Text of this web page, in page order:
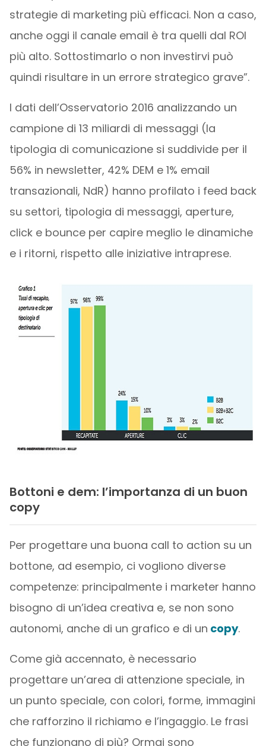
strategie di marketing più efficaci. Non a caso,
anche oggi il canale email è tra quelli dal ROI
più alto. Sottostimarlo o non investirvi può
quindi risultare in un errore strategico grave”.
I dati dell’Osservatorio 2016 analizzando un
campione di 13 miliardi di messaggi (la
tipologia di comunicazione si suddivide per il
56% in newsletter, 42% DEM e 1% email
transazionali, NdR) hanno profilato i feed back
su settori, tipologia di messaggi, aperture,
click e bounce per capire meglio le dinamiche
e i ritorni, rispetto alle iniziative intraprese.
Bottoni e dem: l’importanza di un buon
copy
Per progettare una buona call to action su un
bottone, ad esempio, ci vogliono diverse
competenze: principalmente i marketer hanno
bisogno di un’idea creativa e, se non sono
autonomi, anche di un grafico e di un copy.
Come già accennato, è necessario
progettare un’area di attenzione speciale, in
un punto speciale, con colori, forme, immagini
che rafforzino il richiamo e l’ingaggio. Le frasi
che funzionano di più? Ormai sono